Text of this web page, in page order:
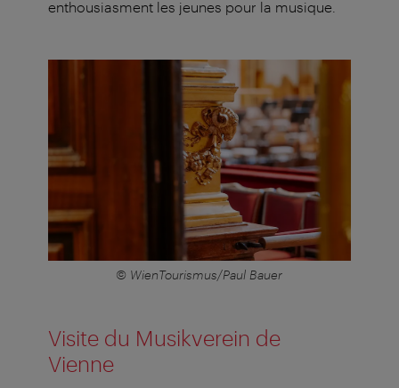
enthousiasment les jeunes pour la musique.
© WienTourismus/Paul Bauer
Visite du Musikverein de
Vienne